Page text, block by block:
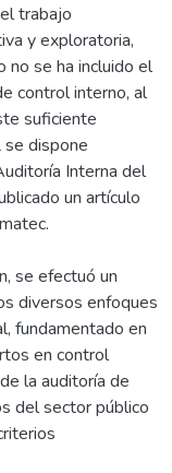
trabajo
y exploratoria,
no se ha incluido el
control interno, al
suficiente
dispone
Interna del
un artículo
se efectuó un
diversos enfoques
fundamentado en
en control
la auditoría de
del sector público